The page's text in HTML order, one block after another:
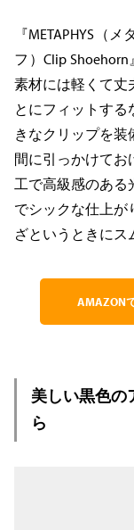
『METAPHYS（
フ）Clip
素材には軽くて丈
とにフィットす
きなクリップを装
間に引っかけてお
工で高級感のある
でシックな仕上が
ざというときにス
AMAZON
美しい黒色の
ら